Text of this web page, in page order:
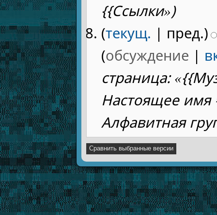
{{Ссылки»)
(текущ. | пред.)
(обсуждение |
страница:
Настоящее имя
Алфавитная